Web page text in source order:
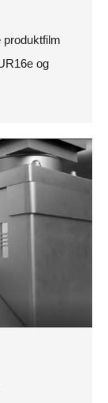
produktfilm
og